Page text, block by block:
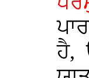
ਹੈ,